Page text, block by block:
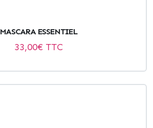
MASCARA ESSENTIEL
33,00€ TTC